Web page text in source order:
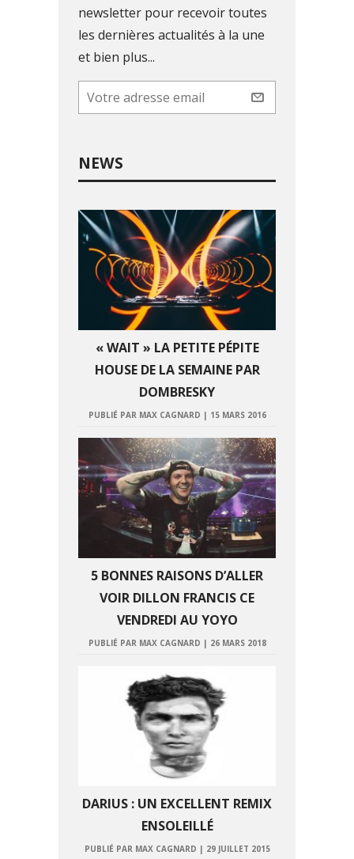
newsletter pour recevoir toutes
les dernières actualités à la une
et bien plus...
NEWS
« WAIT » LA PETITE PÉPITE
HOUSE DE LA SEMAINE PAR
DOMBRESKY
PUBLIÉ PAR MAX CAGNARD | 15 MARS 2016
5 BONNES RAISONS D’ALLER
VOIR DILLON FRANCIS CE
VENDREDI AU YOYO
PUBLIÉ PAR MAX CAGNARD | 26 MARS 2018
DARIUS : UN EXCELLENT REMIX
ENSOLEILLÉ
PUBLIÉ PAR MAX CAGNARD | 29 JUILLET 2015